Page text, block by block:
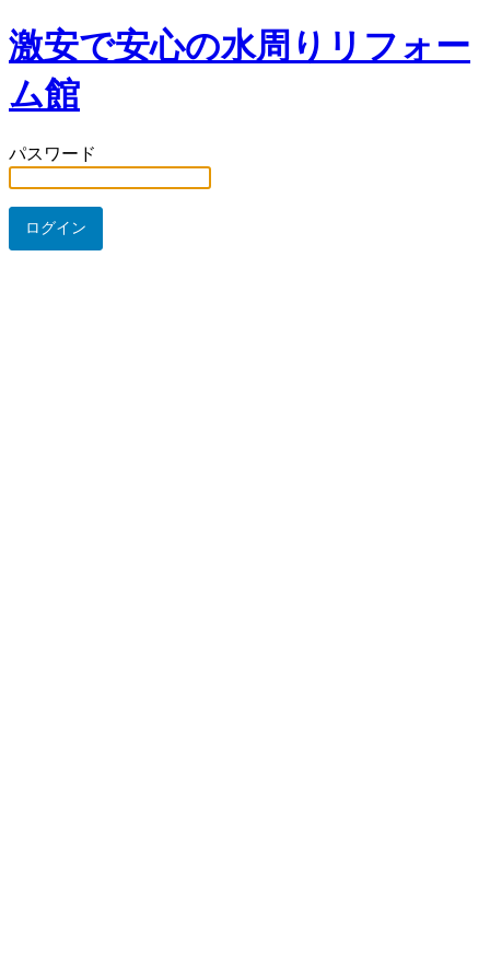
激安で安心の水周りリフォー
ム館
パスワード